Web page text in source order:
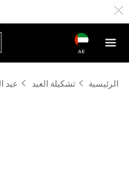
AE
الرئيسية تشكيلة العيد عيد